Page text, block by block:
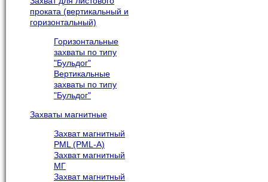
проката (вертикальный и
горизонтальный)
Горизонтальные
захваты по типу
"Бульдог"
Вертикальные
захваты по типу
"Бульдог"
Захваты магнитные
Захват магнитный
PML (PML-A)
Захват магнитный
МГ
Захват магнитный